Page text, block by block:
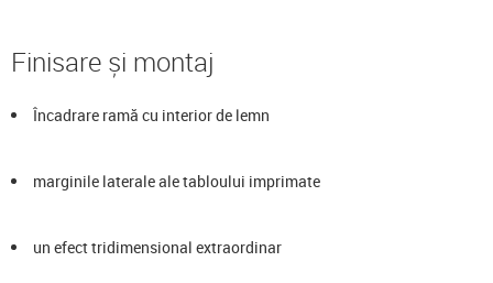
Finisare și montaj
Încadrare ramă cu interior de lemn
marginile laterale ale tabloului imprimate
un efect tridimensional extraordinar